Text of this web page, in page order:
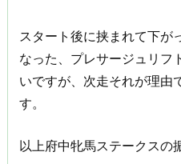
スタート後に挟まれて下が
なった、プレサージュリフ
いですが、次走それが理由
す。
以上府中牝馬ステークスの